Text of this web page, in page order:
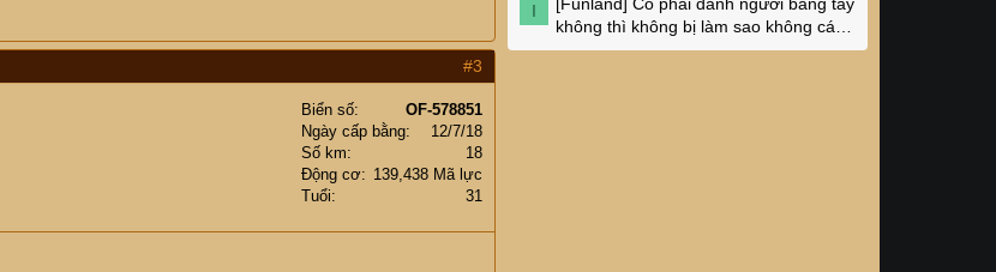
#3
Biển số
OF-578851
Ngày cấp bằng
12/7/18
Số km
18
Động cơ
139,438 Mã lực
Tuổi
31
I [Funland] Có phải đánh người bằng tay
không thì không bị làm sao không các
cụ?